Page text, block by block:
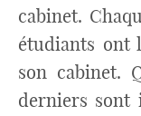
cabinet.
étudiants ont
son cabinet.
derniers sont